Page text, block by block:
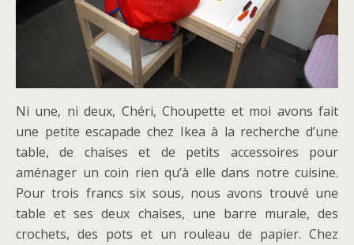
Ni une, ni deux, Chéri, Choupette et moi avons fait
une petite escapade chez Ikea à la recherche d’une
table, de chaises et de petits accessoires pour
aménager un coin rien qu’à elle dans notre cuisine.
Pour trois francs six sous, nous avons trouvé une
table et ses deux chaises, une barre murale, des
crochets, des pots et un rouleau de papier. Chez